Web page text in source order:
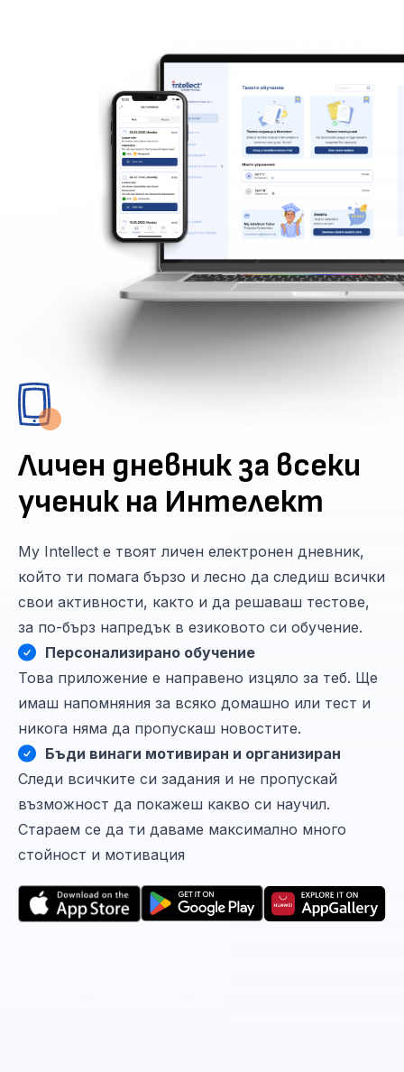
Личен дневник за всеки
ученик на Интелект
My Intellect е твоят личен електронен дневник,
който ти помага бързо и лесно да следиш всички
свои активности, както и да решаваш тестове,
за по-бърз напредък в езиковото си обучение.
Персонализирано обучение
Това приложение е направено изцяло за теб. Ще
имаш напомняния за всяко домашно или тест и
никога няма да пропускаш новостите.
Бъди винаги мотивиран и организиран
Следи всичките си задания и не пропускай
възможност да покажеш какво си научил.
Стараем се да ти даваме максимално много
стойност и мотивация